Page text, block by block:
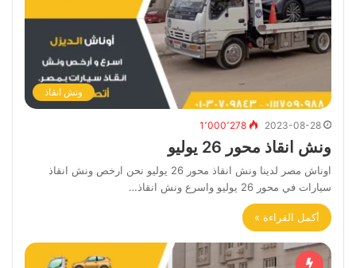
ونش انقاذ
2023-08-28 1٬000٬278
ونش انقاذ محور 26 يوليو
اوناش مصر لدينا ونش انقاذ محور 26 يوليو نحن ارخص ونش انقاذ
سيارات في محور 26 يوليو واسرع ونش انقاذ…
أكمل القراءة »